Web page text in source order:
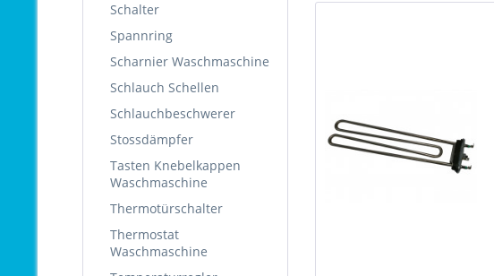
Schalter
Spannring
Scharnier Waschmaschine
Schlauch Schellen
Schlauchbeschwerer
Stossdämpfer
Tasten Knebelkappen
Waschmaschine
Thermotürschalter
Thermostat
Waschmaschine